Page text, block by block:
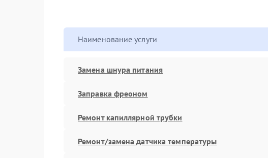
Наименование услуги
Замена шнура питания
Заправка фреоном
Ремонт капиллярной трубки
Ремонт/замена датчика температуры